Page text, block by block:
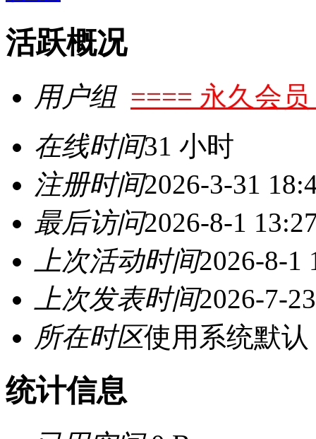
活跃概况
用户组 ==== 永久会员
在线时间31 小时
注册时间2026-3-31
最后访问2026-8-1
上次活动时间2026-8-1
上次发表时间2026-7-
所在时区使用系统默认
统计信息